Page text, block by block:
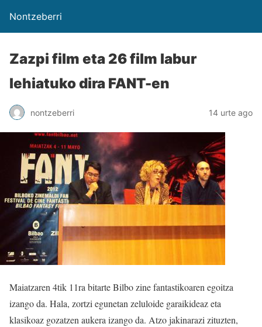
Nontzeberri
Zazpi film eta 26 film labur
lehiatuko dira FANT-en
nontzeberri 14 urte ago
Maiatzaren 4tik 11ra bitarte Bilbo zine fantastikoaren egoitza
izango da. Hala, zortzi egunetan zeluloide garaikideaz eta
klasikoaz gozatzen aukera izango da. Atzo jakinarazi zituzten,